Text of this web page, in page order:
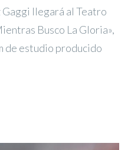
Gaggi llegará al Teatro
Busco La Gloria»,
de estudio producido